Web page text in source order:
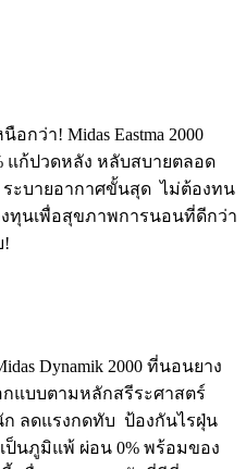
ว่า! Midas Eastma 2000
แก้ปวดหลัง หลับสบายตลอด
ระบายอากาศขั้นสุด ️ ไม่ต้องทน
ทุนเพื่อสุขภาพการนอนที่ดีกว่า
!
Dynamik 2000 ที่นอนยาง
กแบบตามหลักสรีระศาสตร์
ลดแรงกดทับ ️ ป้องกันไรฝุ่น
ป็นภูมิแพ้ ผ่อน 0% พร้อมของ